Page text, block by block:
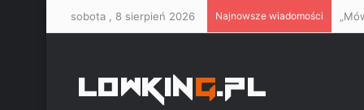
sobota , 8 sierpień 2026 Najnowsze wiadomości